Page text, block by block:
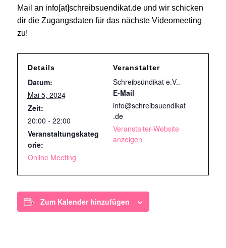
Mail an info[at]schreibsuendikat.de und wir schicken
dir die Zugangsdaten für das nächste Videomeeting
zu!
Details
Datum:
Mai 5, 2024
Zeit:
20:00 - 22:00
Veranstaltungskateg
orie:
Online Meeting
Veranstalter
Schreibsündikat e.V..
E-Mail
info@schreibsuendikat
.de
Veranstalter-Website
anzeigen
Zum Kalender hinzufügen